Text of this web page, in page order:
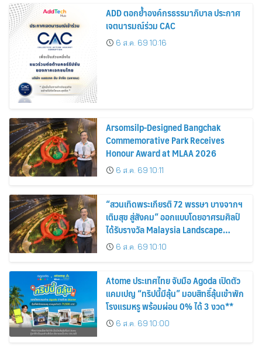
ADD ตอกย้ำองค์กรธรรมาภิบาล ประกาศ
เจตนารมณ์ร่วม CAC
6 ส.ค. 69 10:16
Arsomsilp-Designed Bangchak
Commemorative Park Receives
Honour Award at MLAA 2026
6 ส.ค. 69 10:11
“สวนเทิดพระเกียรติ 72 พรรษา บางจากฯ
เติมสุข สู่สังคม” ออกแบบโดยอาศรมศิลป์
ได้รับรางวัล Malaysia Landscape
Architecture Award 2026
6 ส.ค. 69 10:10
Atome ประเทศไทย จับมือ Agoda เปิดตัว
แคมเปญ “ทริปนี้มีลุ้น” มอบสิทธิ์ลุ้นเข้าพัก
โรงแรมหรู พร้อมผ่อน 0% ได้ 3 งวด**
6 ส.ค. 69 10:00